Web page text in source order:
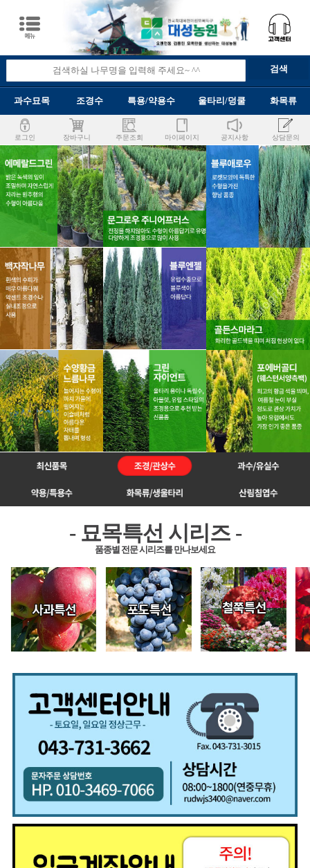
과수묘목 조경수 특용/약용수 울타리/덩쿨 화목류
로그인 장바구니 주문조회 마이페이지 공지사항 상담문의
- 묘목특선 시리즈 -
품종별 전문 시리즈를 만나보세요